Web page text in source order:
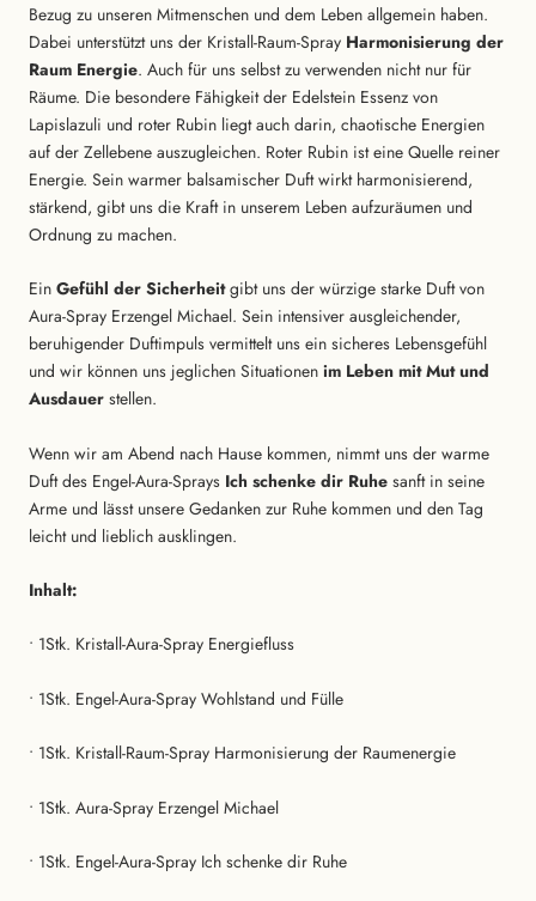
Bezug zu unseren Mitmenschen und dem Leben allgemein haben.
Dabei unterstützt uns der Kristall-Raum-Spray Harmonisierung der
Raum Energie. Auch für uns selbst zu verwenden nicht nur für
Räume. Die besondere Fähigkeit der Edelstein Essenz von
Lapislazuli und roter Rubin liegt auch darin, chaotische Energien
auf der Zellebene auszugleichen. Roter Rubin ist eine Quelle reiner
Energie. Sein warmer balsamischer Duft wirkt harmonisierend,
stärkend, gibt uns die Kraft in unserem Leben aufzuräumen und
Ordnung zu machen.
Ein Gefühl der Sicherheitgibt uns der würzige starke Duft von
Aura-Spray Erzengel Michael. Sein intensiver ausgleichender,
beruhigender Duftimpuls vermittelt uns ein sicheres Lebensgefühl
und wir können uns jeglichen Situationen im Leben mit Mut und
Ausdauer stellen.
Wenn wir am Abend nach Hause kommen, nimmt uns der warme
Duft des Engel-Aura-Sprays Ich schenke dir Ruhe sanft in seine
Arme und lässt unsere Gedanken zur Ruhe kommen und den Tag
leicht und lieblich ausklingen.
Inhalt:
• 1Stk. Kristall-Aura-Spray Energiefluss
• 1Stk. Engel-Aura-Spray Wohlstand und Fülle
• 1Stk. Kristall-Raum-Spray Harmonisierung der Raumenergie
• 1Stk. Aura-Spray Erzengel Michael
• 1Stk. Engel-Aura-Spray Ich schenke dir Ruhe